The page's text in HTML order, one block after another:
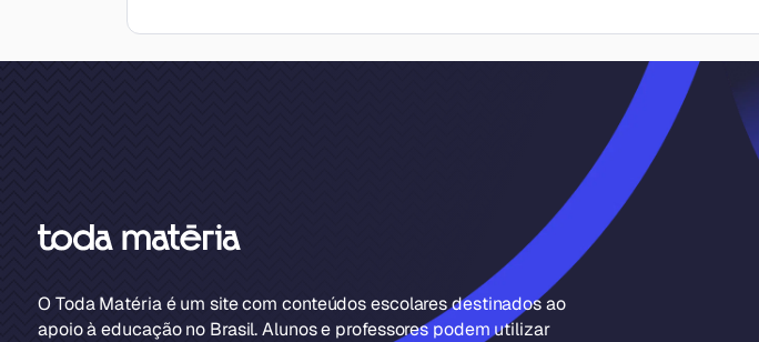
O Toda Matéria é um site com conteúdos escolares destinados ao
apoio à educação no Brasil. Alunos e professores podem utilizar